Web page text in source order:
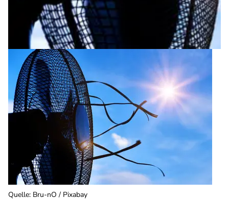
Quelle: Bru-nO / Pixabay